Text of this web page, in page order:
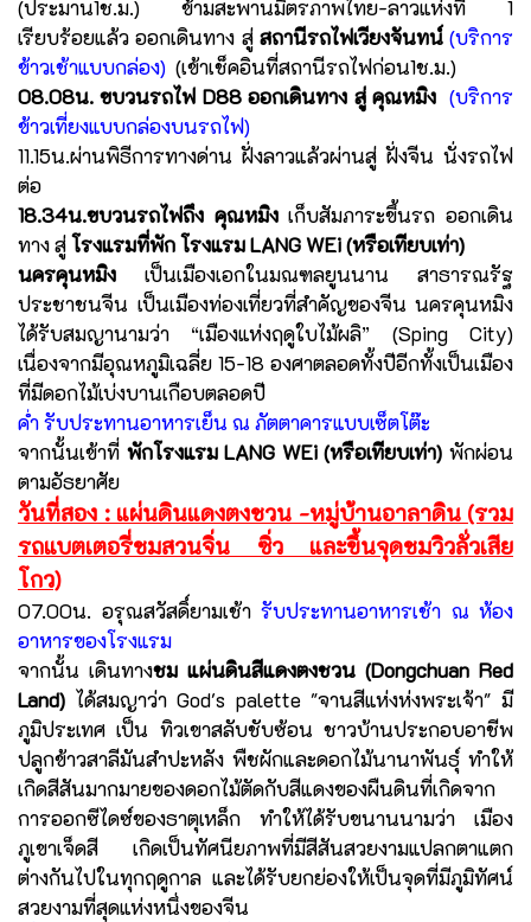
(ประมาน1ช.ม.) ข้ามสะพานมิตรภาพไทย-ลาวแห่งที่ 1
เรียบร้อยแล้ว ออกเดินทาง สู่ สถานีรถไฟเวียงจันทน์ (บริการ
ข้าวเช้าแบบกล่อง) (เข้าเช็คอินที่สถานีรถไฟก่อน1ช.ม.)
08.08น. ขบวนรถไฟ D88 ออกเดินทาง สู่ คุณหมิง (บริการ
ข้าวเที่ยงแบบกล่องบนรถไฟ)
11.15น.ผ่านพิธีการทางด่าน ฝั่งลาวแล้วผ่านสู่ ฝั่งจีน นั่งรถไฟ
ต่อ
18.34น.ขบวนรถไฟถึง คุณหมิงเก็บสัมภาระขึ้นรถ ออกเดิน
ทาง สู่โรงแรมที่พัก โรงแรม LANG WEi (หรือเทียบเท่า)
นครคุนหมิง เป็นเมืองเอกในมณฑลยูนนาน สาธารณรัฐ
ประชาชนจีน เป็นเมืองท่องเที่ยวที่สำคัญของจีน นครคุนหมิง
ได้รับสมญานามว่า “เมืองแห่งฤดูใบไม้ผลิ” (Sping City)
เนื่องจากมีอุณหภูมิเฉลี่ย 15-18 องศาตลอดทั้งปีอีกทั้งเป็นเมือง
ที่มีดอกไม้เบ่งบานเกือบตลอดปี
ค่ำ รับประทานอาหารเย็น ณ ภัตตาคารแบบเซ็ตโต๊ะ
จากนั้นเข้าที่ พักโรงแรม LANG WEi (หรือเทียบเท่า) พักผ่อน
ตามอัธยาศัย
วันที่สอง : แผ่นดินแดงตงชวน -หมู่บ้านอาลาดิน (รวม
รถแบตเตอรี่ชมสวนจิ่น ซิ่ว และขึ้นจุดชมวิวลั่วเสีย
โกว)
07.00น. อรุณสวัสดิ์ยามเช้า รับประทานอาหารเช้า ณ ห้อง
อาหารของโรงแรม
จากนั้น เดินทางชม แผ่นดินสีแดงตงชวน (Dongchuan Red
Land) ได้สมญาว่า God's palette "จานสีแห่งห่งพระเจ้า" มี
ภูมิประเทศ เป็น ทิวเขาสลับชับซ้อน ชาวบ้านประกอบอาชีพ
ปลูกข้าวสาลีมันสำปะหลัง พืชผักและดอกไม้นานาพันธุ์ ทำให้
เกิดสีสันมากมายของดอกไม้ตัดกับสีแดงของผืนดินที่เกิดจาก
การออกซีไดซ์ของธาตุเหล็ก ทำให้ได้รับขนานนามว่า เมือง
ภูเขาเจ็ดสี เกิดเป็นทัศนียภาพที่มีสีสันสวยงามแปลกตาแตก
ต่างกันไปในทุกฤดูกาล และได้รับยกย่องให้เป็นจุดที่มีภูมิทัศน์
สวยงามที่สุดแห่งหนึ่งของจีน